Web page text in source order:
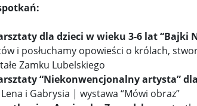
dla dzieci w wieku 3-6 lat “Bajki
i posłuchamy opowieści o królach,
Zamku Lubelskiego
“Niekonwencjonalny artysta”
i Gabrysia | wystawa “Mówi obraz”